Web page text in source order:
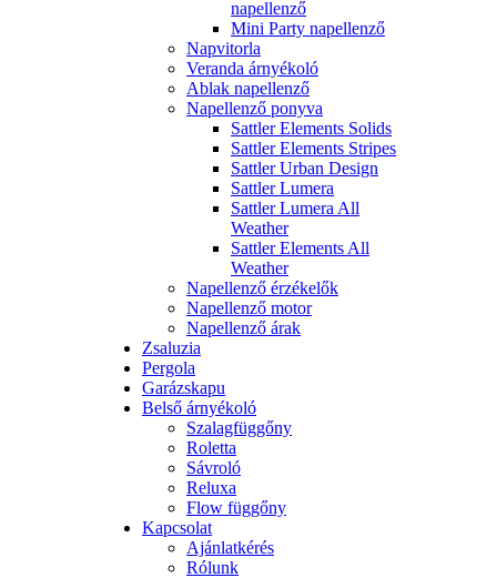
napellenző
Mini Party napellenző
Napvitorla
Veranda árnyékoló
Ablak napellenző
Napellenző ponyva
Sattler Elements Solids
Sattler Elements Stripes
Sattler Urban Design
Sattler Lumera
Sattler Lumera All
Weather
Sattler Elements All
Weather
Napellenző érzékelők
Napellenző motor
Napellenző árak
Zsaluzia
Pergola
Garázskapu
Belső árnyékoló
Szalagfüggőny
Roletta
Sávroló
Reluxa
Flow függőny
Kapcsolat
Ajánlatkérés
Rólunk